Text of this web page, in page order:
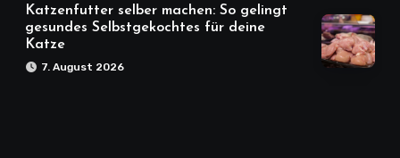
Katzenfutter selber machen: So gelingt
gesundes Selbstgekochtes für deine
Katze
7. August 2026